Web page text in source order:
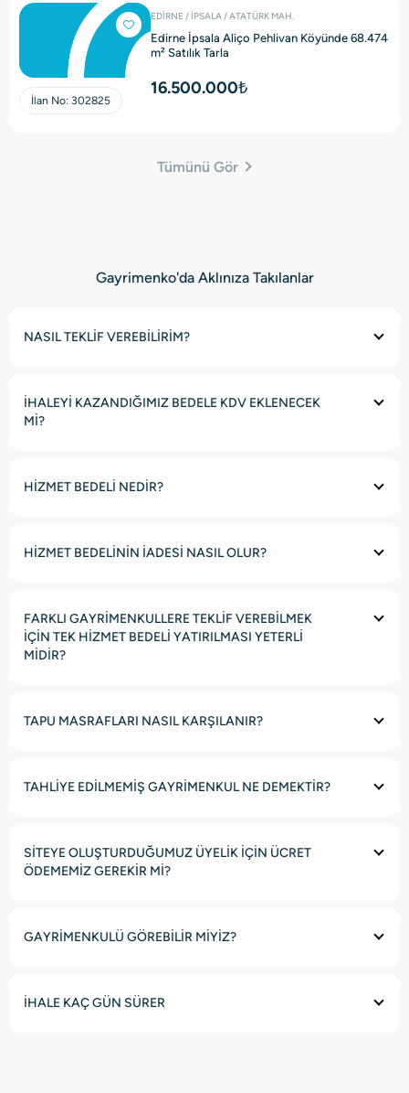
İlan No: 302825
EDİRNE / İPSALA / ATATÜRK MAH.
Edirne İpsala Aliço Pehlivan Köyünde 68.474
m² Satılık Tarla
16.500.000₺
Tümünü Gör
Gayrimenko'da Aklınıza Takılanlar
NASIL TEKLİF VEREBİLİRİM?
İHALEYİ KAZANDIĞIMIZ BEDELE KDV EKLENECEK
Mİ?
HİZMET BEDELİ NEDİR?
HİZMET BEDELİNİN İADESİ NASIL OLUR?
FARKLI GAYRİMENKULLERE TEKLİF VEREBİLMEK
İÇİN TEK HİZMET BEDELİ YATIRILMASI YETERLİ
MİDİR?
TAPU MASRAFLARI NASIL KARŞILANIR?
TAHLİYE EDİLMEMİŞ GAYRİMENKUL NE DEMEKTİR?
SİTEYE OLUŞTURDUĞUMUZ ÜYELİK İÇİN ÜCRET
ÖDEMEMİZ GEREKİR Mİ?
GAYRİMENKULÜ GÖREBİLİR MİYİZ?
İHALE KAÇ GÜN SÜRER